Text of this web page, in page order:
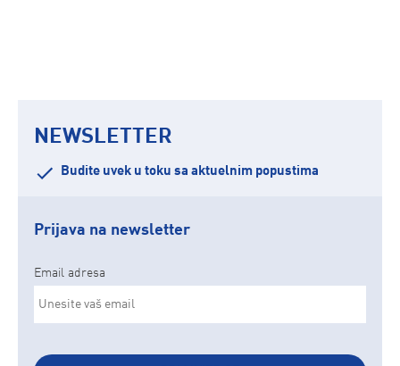
NEWSLETTER
Budite uvek u toku sa aktuelnim popustima
Prijava na newsletter
Email adresa